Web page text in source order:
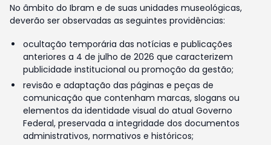
No âmbito do Ibram e de suas unidades museológicas,
deverão ser observadas as seguintes providências:
ocultação temporária das notícias e publicações
anteriores a 4 de julho de 2026 que caracterizem
publicidade institucional ou promoção da gestão;
revisão e adaptação das páginas e peças de
comunicação que contenham marcas, slogans ou
elementos da identidade visual do atual Governo
Federal, preservada a integridade dos documentos
administrativos, normativos e históricos;